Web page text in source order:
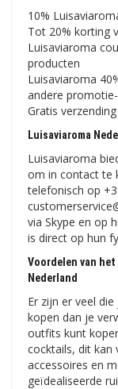
10%
Tot 20% korting
Luisaviaroma
producten
Luisaviaroma
andere
Gratis
Luisaviaroma
Luisaviaroma
om in contact te
telefonisch op
via Skype en op
is direct op hun
Voordelen van
Nederland
Er zijn er veel
kopen dan je
outfits kunt
cocktails, dit kan
accessoires en
geïdealiseerde